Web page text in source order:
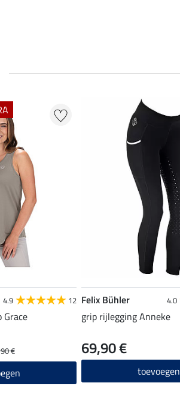
4.9 12
€
Felix Bühler 4.0
grip rijlegging Anneke
69,90 €
toevoegen